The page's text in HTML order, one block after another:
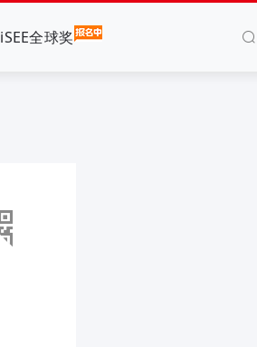
iSEE全球奖